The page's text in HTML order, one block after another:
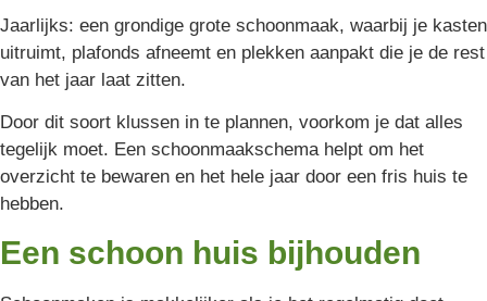
Jaarlijks: een grondige grote schoonmaak, waarbij je kasten
uitruimt, plafonds afneemt en plekken aanpakt die je de rest
van het jaar laat zitten.
Door dit soort klussen in te plannen, voorkom je dat alles
tegelijk moet. Een schoonmaakschema helpt om het
overzicht te bewaren en het hele jaar door een fris huis te
hebben.
Een schoon huis bijhouden